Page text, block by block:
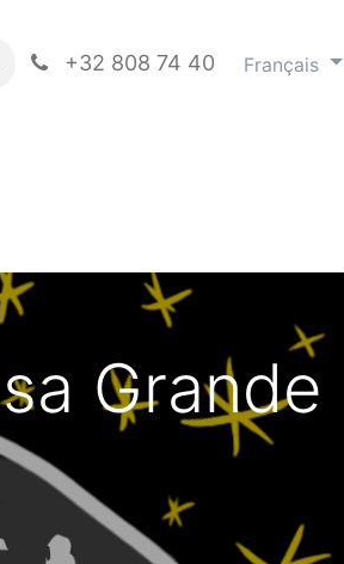
in english Blog
+32 808 74 40 Français
Grande